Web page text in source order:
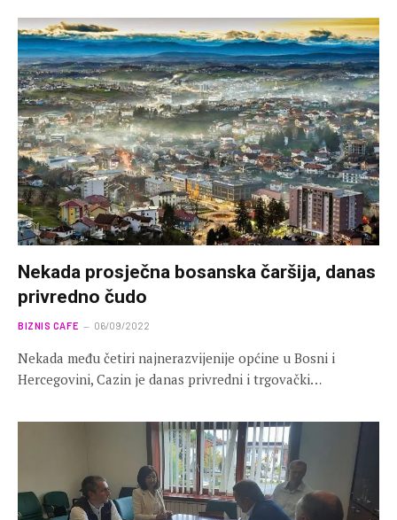
Nekada prosječna bosanska čaršija, danas
privredno čudo
BIZNIS CAFE 06/09/2022
Nekada među četiri najnerazvijenije općine u Bosni i
Hercegovini, Cazin je danas privredni i trgovački…